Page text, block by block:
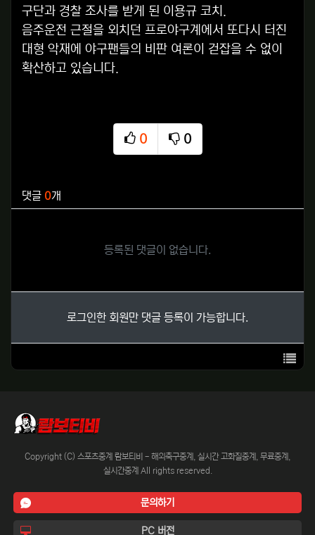
구단과 경찰 조사를 받게 된 이용규 코치.
음주운전 근절을 외치던 프로야구계에서 또다시 터진
대형 악재에 야구팬들의 비판 여론이 걷잡을 수 없이
확산하고 있습니다.
0
추천
0
비추천
댓글 0개
등록된 댓글이 없습니다.
로그인한 회원만 댓글 등록이 가능합니다.
목록
Copyright (C) 스포츠중계 람보티비 - 해외축구중계, 실시간 고화질중계, 무료중계,
실시간중계 All rights reserved.
문의하기
PC 버전